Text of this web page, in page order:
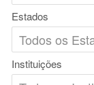
Estados
Instituições